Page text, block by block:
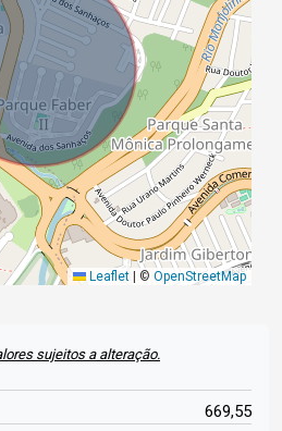
Leaflet © OpenStreetMap
sujeitos a alteração.
669,55